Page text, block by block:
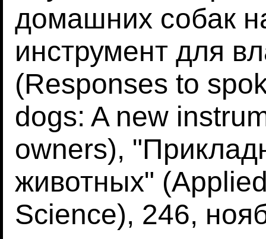
домашних собак
инструмент для
(Responses to
dogs: A new
owners),
животных"
Science), 246,